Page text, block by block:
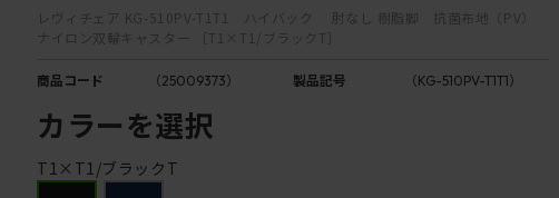
レヴィチェア KG-510PV-T1T1 ハイバック 肘なし 樹脂脚 抗菌布地（PV）
ナイロン双輪キャスター ［T1×T1/ブラックT］
商品コード （25009373） 製品記号 （KG-510PV-T1T1）
カラーを選択
T1×T1/ブラックT